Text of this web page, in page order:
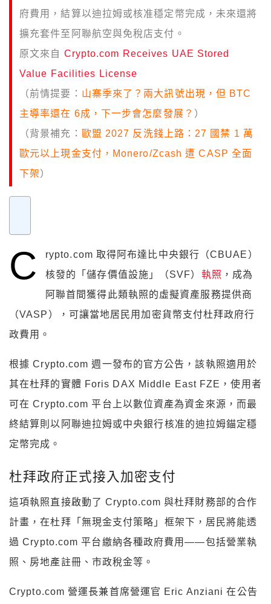
府費用，結算以迪拉姆或核准穩定幣完成，未來還將
擴充套件至阿聯航空與免稅店支付。
原文來自 Crypto.com Receives UAE Stored
Value Facilities License
（前情提要： 山寨季來了？兩大訊號出現，但 BTC
主導率還在 6成，下一步會怎麼發展？ ）
（背景補充： 歐盟 2027 反洗錢上路：27 國禁 1 萬
歐元以上現金支付，Monero/Zcash 遭 CASP 全面
下架）
C
rypto.com 取得阿布達比中央銀行（CBUAE）
核發的「儲存價值設施」（SVF） 執照 ，成為
阿聯首間獲得此類執照的虛擬資產服務提供商
（VASP），可讓當地居民用加密貨幣支付杜拜政府行
政費用。
根據 Crypto.com 週一發布的官方公告，該執照適用於
其在杜拜的實體 Foris DAX Middle East FZE，使用者
可在 Crypto.com 平台上以數位資產為資金來源，而最
終結算則以阿聯迪拉姆或中央銀行核准的迪拉姆錨定穩
定幣完成。
杜拜政府正式接入加密支付
這項執照直接啟動了 Crypto.com 與杜拜財務部的合作
計畫，在杜拜「無現金支付策略」框架下，居民將能透
過 Crypto.com 平台繳納各種政府費用——包括營業執
照、房地產註冊、市政稅金等。
Crypto.com 營運長兼首席營運官 Eric Anziani 在公告